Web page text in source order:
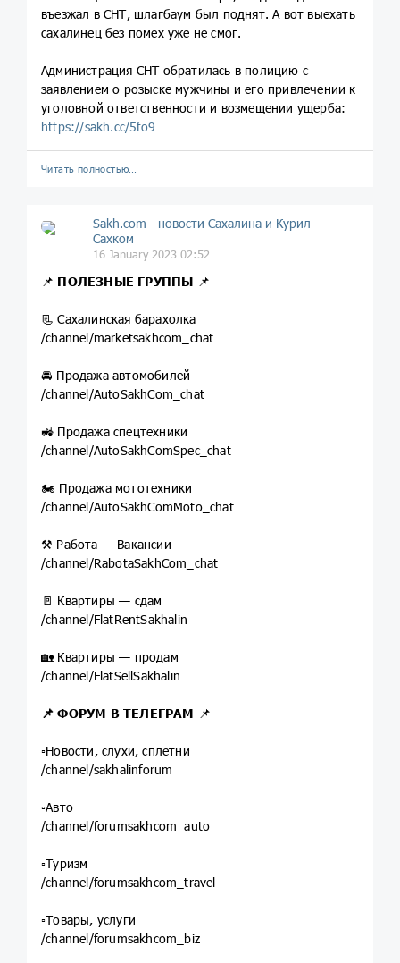
въезжал в СНТ, шлагбаум был поднят. А вот выехать
сахалинец без помех уже не смог.
Администрация СНТ обратилась в полицию с
заявлением о розыске мужчины и его привлечении к
уголовной ответственности и возмещении ущерба:
https://sakh.cc/5fo9
Читать полностью…
Sakh.com - новости Сахалина и Курил -
Сахком
16 January 2023 02:52
📌 ПОЛЕЗНЫЕ ГРУППЫ 📌
📃 Сахалинская барахолка
/channel/marketsakhcom_chat
🚘 Продажа автомобилей
/channel/AutoSakhCom_chat
🚜 Продажа спецтехники
/channel/AutoSakhComSpec_chat
🏍 Продажа мототехники
/channel/AutoSakhComMoto_chat
⚒ Работа — Вакансии
/channel/RabotaSakhCom_chat
🚪 Квартиры — сдам
/channel/FlatRentSakhalin
🏡 Квартиры — продам
/channel/FlatSellSakhalin
📌 ФОРУМ В ТЕЛЕГРАМ 📌
▫️Новости, слухи, сплетни
/channel/sakhalinforum
▫️Авто
/channel/forumsakhcom_auto
▫️Туризм
/channel/forumsakhcom_travel
▫️Товары, услуги
/channel/forumsakhcom_biz